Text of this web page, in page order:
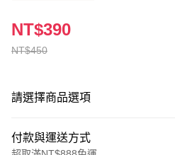
NT$450
NT$390
請選擇商品選項
付款與運送方式